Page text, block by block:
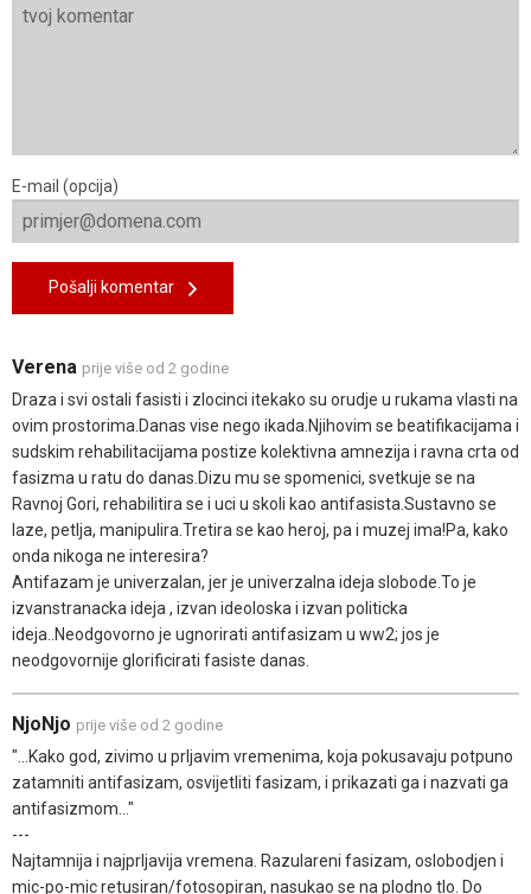
E-mail (opcija)
Pošalji komentar
Verena prije više od 2 godine
Draza i svi ostali fasisti i zlocinci itekako su orudje u rukama vlasti na
ovim prostorima.Danas vise nego ikada.Njihovim se beatifikacijama i
sudskim rehabilitacijama postize kolektivna amnezija i ravna crta od
fasizma u ratu do danas.Dizu mu se spomenici, svetkuje se na
Ravnoj Gori, rehabilitira se i uci u skoli kao antifasista.Sustavno se
laze, petlja, manipulira.Tretira se kao heroj, pa i muzej ima!Pa, kako
onda nikoga ne interesira?
Antifazam je univerzalan, jer je univerzalna ideja slobode.To je
izvanstranacka ideja , izvan ideoloska i izvan politicka
ideja..Neodgovorno je ugnorirati antifasizam u ww2; jos je
neodgovornije glorificirati fasiste danas.
NjoNjo prije više od 2 godine
"...Kako god, zivimo u prljavim vremenima, koja pokusavaju potpuno
zatamniti antifasizam, osvijetliti fasizam, i prikazati ga i nazvati ga
antifasizmom..."
---
Najtamnija i najprljavija vremena. Razulareni fasizam, oslobodjen i
mic-po-mic retusiran/fotosopiran, nasukao se na plodno tlo. Do